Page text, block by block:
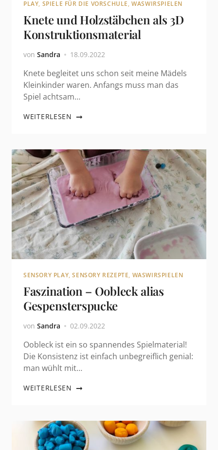
PLAY, SPIELE FÜR DIE VORSCHULE,WASWIRSPIELEN
Knete und Holzstäbchen als 3D
Konstruktionsmaterial
von Sandra 18.09.2022
Knete begleitet uns schon seit meine Mädels
Kleinkinder waren. Anfangs muss man das
Spiel achtsam…
WEITERLESEN
SENSORY PLAY,SENSORY REZEPTE, WASWIRSPIELEN
Faszination – Oobleck alias
Gespensterspucke
von Sandra 02.09.2022
Oobleck ist ein so spannendes Spielmaterial!
Die Konsistenz ist einfach unbegreiflich genial:
man wühlt mit…
WEITERLESEN